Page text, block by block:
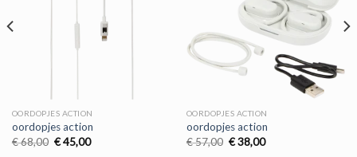
OORDOPJES ACTION
oordopjes action
€68,00 Oorspronkelijke
€45,00Huidige
OORDOPJES ACTION
oordopjes action
€57,00 Oorspronkelijke
€38,00Huidige